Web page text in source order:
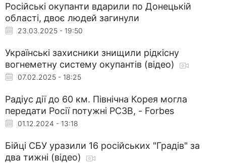
Російські окупанти вдарили по Донецькій
області, двоє людей загинули
23.03.2025 - 19:50
Українські захисники знищили рідкісну
вогнеметну систему окупантів (відео)
07.02.2025 - 18:25
Радіус дії до 60 км. Північна Корея могла
передати Росії потужні РСЗВ, - Forbes
01.12.2024 - 13:18
Бійці СБУ уразили 16 російських "Градів" за
два тижні (відео)